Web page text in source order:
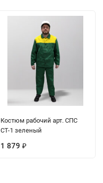
Костюм рабочий арт. СПС
СТ-1 зеленый
1 879 ₽